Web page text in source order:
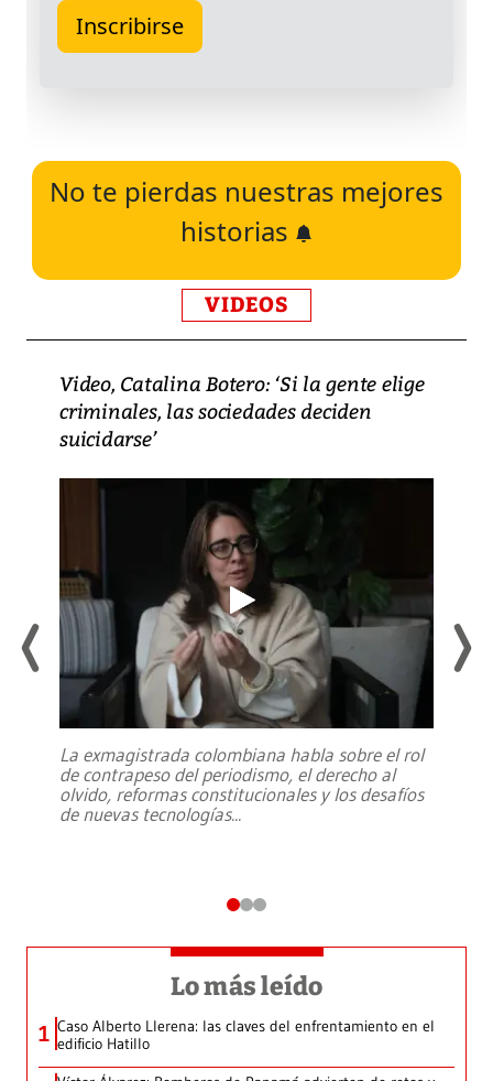
No te pierdas nuestras mejores
historias
VIDEOS
Video, Catalina Botero: ‘Si la gente elige
criminales, las sociedades deciden
suicidarse’
La exmagistrada colombiana habla sobre el rol
de contrapeso del periodismo, el derecho al
olvido, reformas constitucionales y los desafíos
de nuevas tecnologías...
Lo más leído
1 Caso Alberto Llerena: las claves del enfrentamiento en el
edificio Hatillo